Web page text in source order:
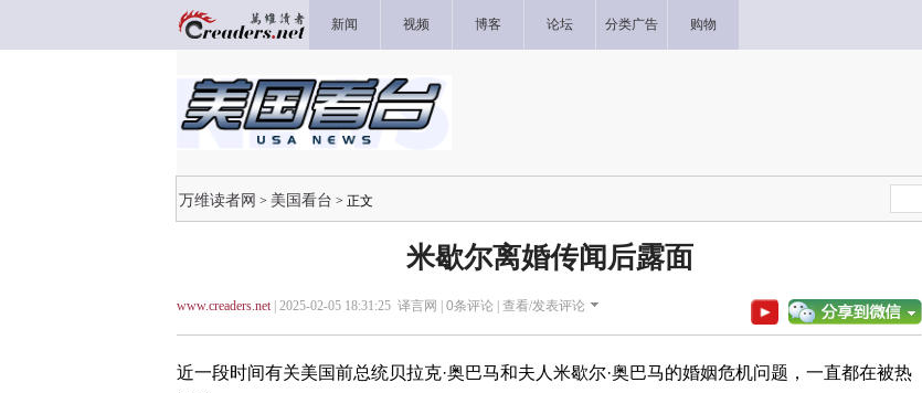
新闻 视频 博客 论坛 分类广告 购物
万维读者网 > 美国看台 > 正文
米歇尔离婚传闻后露面
www.creaders.net| 2025-02-05 18:31:25 译言网 | 0条评论 | 查看/发表评论
近一段时间有关美国前总统贝拉克·奥巴马和夫人米歇尔·奥巴马的婚姻危机问题，一直都在被热